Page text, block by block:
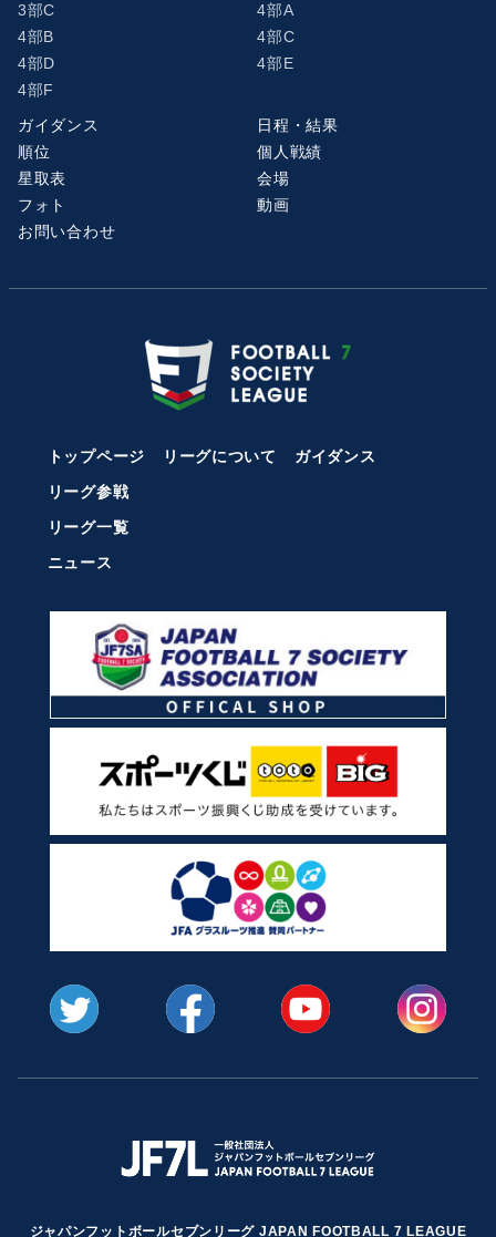
3部C
4部A
4部B
4部C
4部D
4部E
4部F
ガイダンス
日程・結果
順位
個人戦績
星取表
会場
フォト
動画
お問い合わせ
トップページ リーグについて
ガイダンス
リーグ参戦
リーグ一覧
ニュース
ジャパンフットボールセブンリーグ JAPAN FOOTBALL 7 LEAGUE